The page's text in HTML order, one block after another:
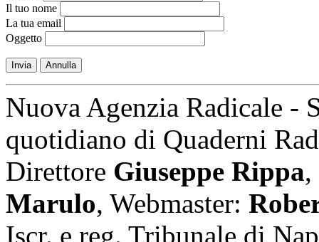
Il tuo nome
La tua email
Oggetto
Invia Annulla
Nuova Agenzia Radicale -
quotidiano di Quaderni
Direttore Giuseppe Rippa,
Marulo, Webmaster:
Iscr. e reg. Tribunale di